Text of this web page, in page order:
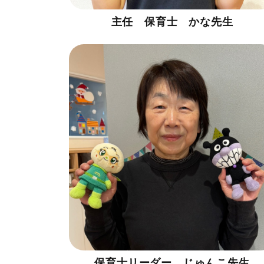
主任 保育士 かな先生